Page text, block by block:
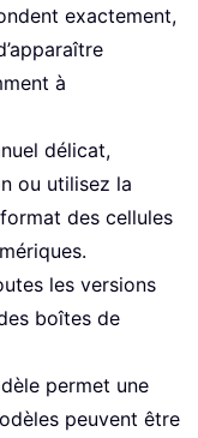
exactement,
à
délicat,
ou utilisez la
des cellules
les versions
boîtes de
permet une
peuvent être